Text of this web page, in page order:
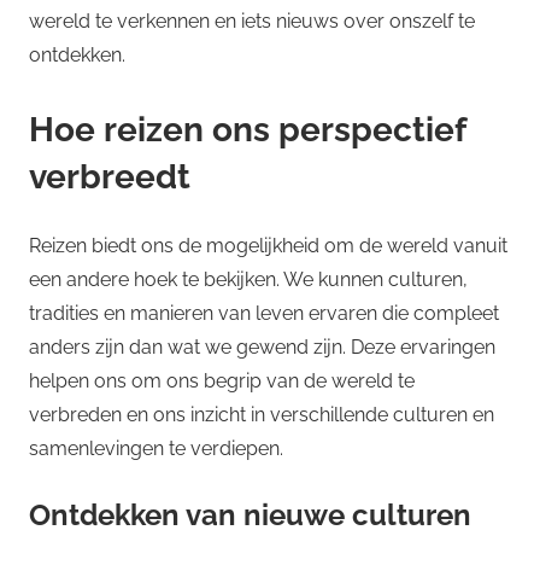
wereld te verkennen en iets nieuws over onszelf te
ontdekken.
Hoe reizen ons perspectief
verbreedt
Reizen biedt ons de mogelijkheid om de wereld vanuit
een andere hoek te bekijken. We kunnen culturen,
tradities en manieren van leven ervaren die compleet
anders zijn dan wat we gewend zijn. Deze ervaringen
helpen ons om ons begrip van de wereld te
verbreden en ons inzicht in verschillende culturen en
samenlevingen te verdiepen.
Ontdekken van nieuwe culturen